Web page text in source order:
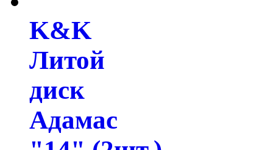
K&K
Литой
диск
Адамас